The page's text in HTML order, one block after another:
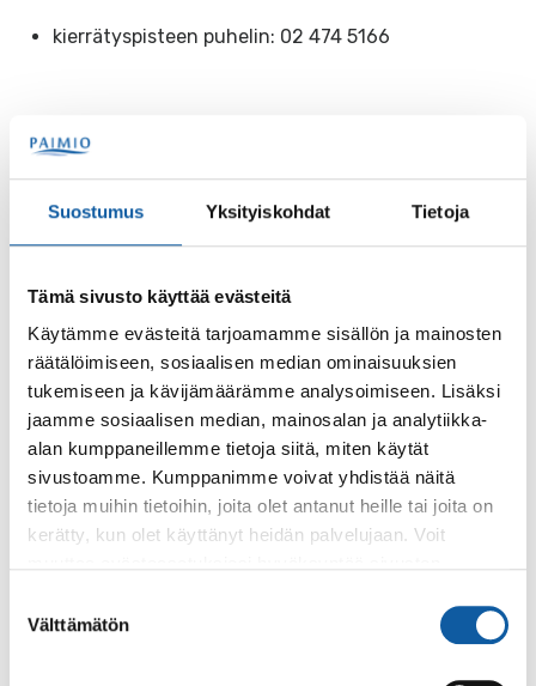
Suostumus Yksityiskohdat Tietoja
Tämä sivusto käyttää evästeitä
Käytämme evästeitä tarjoamamme sisällön ja mainosten
räätälöimiseen, sosiaalisen median ominaisuuksien
tukemiseen ja kävijämäärämme analysoimiseen. Lisäksi
jaamme sosiaalisen median, mainosalan ja analytiikka-
alan kumppaneillemme tietoja siitä, miten käytät
sivustoamme. Kumppanimme voivat yhdistää näitä
tietoja muihin tietoihin, joita olet antanut heille tai joita on
kerätty, kun olet käyttänyt heidän palvelujaan. Voit
valinta
Välttämätön
kierrätyspisteen puhelin: 02 474 5166
Paimio kuuluu Turun työllisyysalueeseen
Vuoden 2025 alusta alkaen työllisyyspalvelut ovat
olleet osa jokaisen kunnan lakisääteisiä
alueen työllisyysviranomainen ja se muodostuu 23
varsinaissuomalaisesta kunnasta. Turku toimii Turun
työllisyysalueen vastuukuntana, jolle on keskitetty
alueen yhteiset palvelut ja tehtävät. Paimio on Turun
työllisyysalueella yksi kahdeksasta ns.
lähipalvelukunnasta. Paimio palvelee myösSauvon
kuntaa.
Työllisyysalueen toimintaa ja palveluita voi seurata
Facebook